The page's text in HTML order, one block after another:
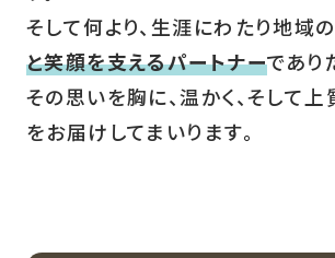
そして何より、生涯にわたり地域
と笑顔を支えるパートナーであり
その思いを胸に、温かく、そして
をお届けしてまいります。